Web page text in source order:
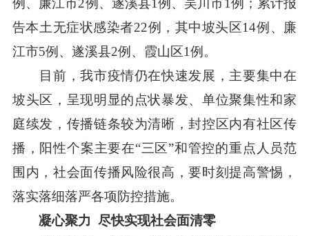
例、廉江市2例、遂溪县1例、吴川市1例；累计报
告本土无症状感染者22例，其中坡头区14例、廉
江市5例、遂溪县2例、霞山区1例。
目前，我市疫情仍在快速发展，主要集中在
坡头区，呈现明显的点状暴发、单位聚集性和家
庭续发，传播链条较为清晰，封控区内有社区传
播，阳性个案主要在“三区”和管控的重点人员范
围内，社会面传播风险很高，要时刻提高警惕，
落实落细落严各项防控措施。
凝心聚力 尽快实现社会面清零